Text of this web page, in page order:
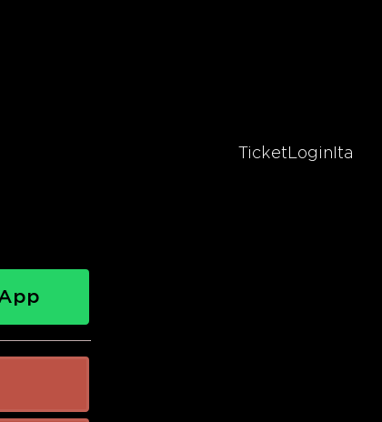
Ticket Login Ita